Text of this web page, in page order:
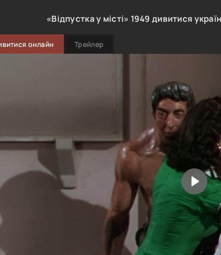
«Відпустка у місті» 1949 дивитися
онлайн Трейлер